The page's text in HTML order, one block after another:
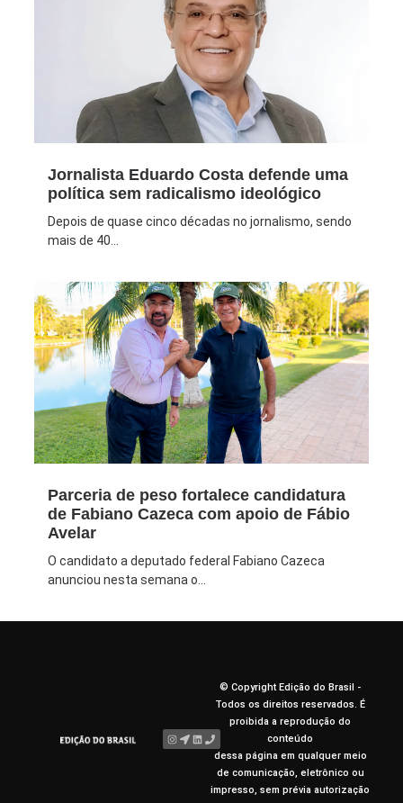
Jornalista Eduardo Costa defende uma
política sem radicalismo ideológico
Depois de quase cinco décadas no jornalismo, sendo
mais de 40...
Parceria de peso fortalece candidatura
de Fabiano Cazeca com apoio de Fábio
Avelar
O candidato a deputado federal Fabiano Cazeca
anunciou nesta semana o...
© Copyright Edição do Brasil -
Todos os direitos reservados. É
proibida a reprodução do
conteúdo
dessa página em qualquer meio
de comunicação, eletrônico ou
impresso, sem prévia autorização